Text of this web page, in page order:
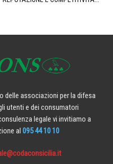
delle associazioni per la difesa
utenti e dei consumatori
legale vi invitiamo a
al 095 44 10 10